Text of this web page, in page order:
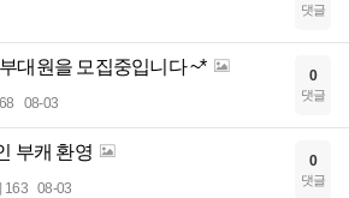
댓글
대원을 모집중입니다 ~*
08-03
0
댓글
부캐 환영
163 08-03
0
댓글